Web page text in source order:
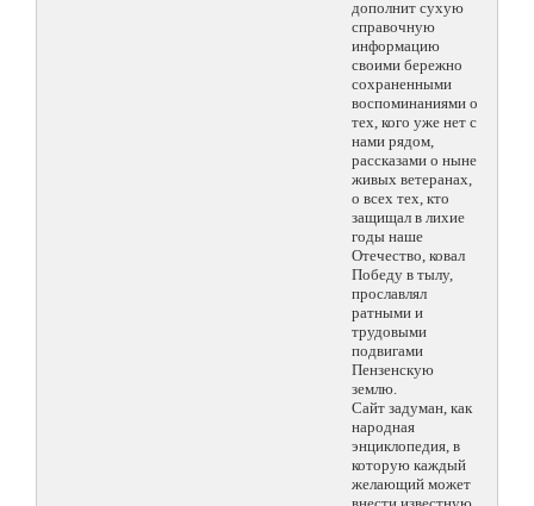
дополнит сухую
справочную
информацию
своими бережно
сохраненными
воспоминаниями о
тех, кого уже нет с
нами рядом,
рассказами о ныне
живых ветеранах,
о всех тех, кто
защищал в лихие
годы наше
Отечество, ковал
Победу в тылу,
прославлял
ратными и
трудовыми
подвигами
Пензенскую
землю.
Сайт задуман, как
народная
энциклопедия, в
которую каждый
желающий может